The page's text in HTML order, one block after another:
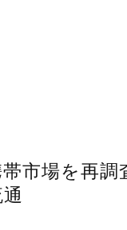
帯市場を再